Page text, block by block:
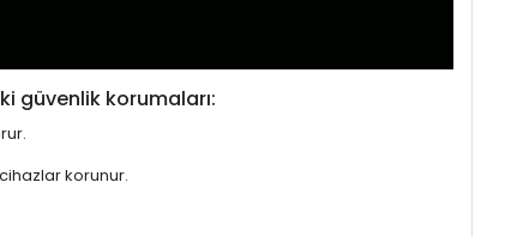
güvenlik korumaları:
korunur.